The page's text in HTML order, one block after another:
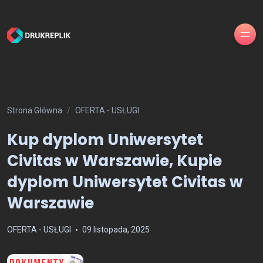
Strona Główna OFERTA - USŁUGI
Kup dyplom Uniwersytet
Civitas w Warszawie, Kupie
dyplom Uniwersytet Civitas w
Warszawie
OFERTA - USŁUGI 09 listopada, 2025